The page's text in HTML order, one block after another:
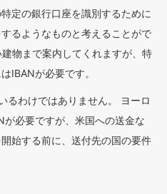
定の銀行口座を識別するために
るようなものと考えることがで
物まで案内してくれますが、特
IBANが必要です。
るわけではありません。 ヨーロ
が必要ですが、米国への送金な
始する前に、送付先の国の要件